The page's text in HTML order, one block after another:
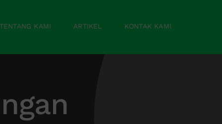
KAMI ARTIKEL KONTAK KAMI